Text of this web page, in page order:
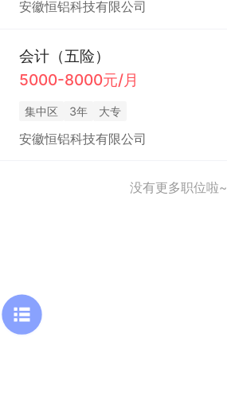
安徽恒铝科技有限公司
会计（五险）
5000-8000元/月
集中区 3年 大专
安徽恒铝科技有限公司
没有更多职位啦~